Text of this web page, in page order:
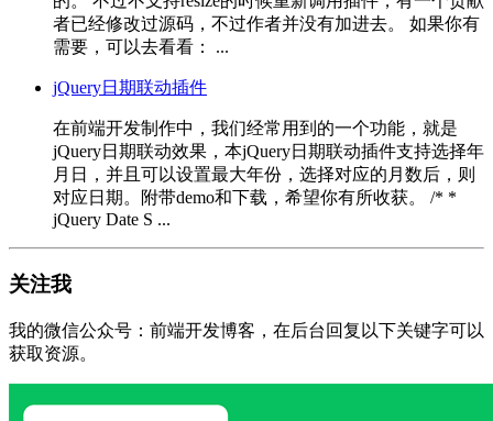
者已经修改过源码，不过作者并没有加进去。 如果你有
需要，可以去看看： ...
jQuery日期联动插件
在前端开发制作中，我们经常用到的一个功能，就是
jQuery日期联动效果，本jQuery日期联动插件支持选择年
月日，并且可以设置最大年份，选择对应的月数后，则
对应日期。附带demo和下载，希望你有所收获。 /* *
jQuery Date S ...
关注我
我的微信公众号：前端开发博客，在后台回复以下关键字可以
获取资源。